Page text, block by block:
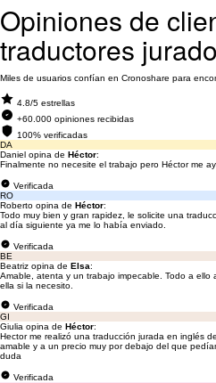
Opiniones de
traductores
Miles de usuarios confían en Cronoshare para
4.8/5 estrellas
+60.000 opiniones recibidas
100% verificadas
DA
Daniel opina de Héctor:
Finalmente no necesite el trabajo pero Héctor me
Verificada
RO
Roberto opina de Héctor:
Todo muy bien y gran rapidez, le solicite una
al día siguiente ya me lo había enviado.
Verificada
BE
Beatriz opina de Elsa:
Amable, atenta y un trabajo impecable. Todo a ello
ella si la necesito.
Verificada
GI
Giulia opina de Héctor:
Hector me realizó una traducción jurada en inglés
amable y a un precio muy por debajo del que
duda
Verificada